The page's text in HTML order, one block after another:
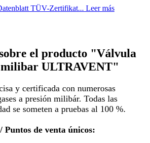
TÜV-Zertifikat... Leer más
el producto "Válvula
milibar ULTRAVENT"
y certificada con numerosas
a presión milibár. Todas las
se someten a pruebas al 100 %.
Puntos de venta únicos: